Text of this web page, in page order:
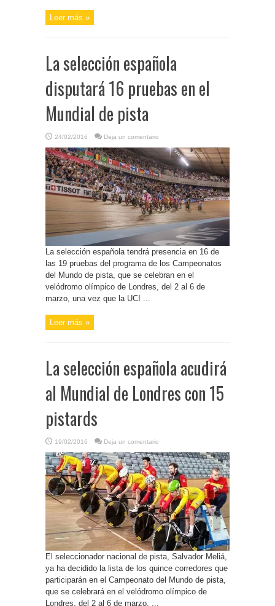
Leer más »
La selección española
disputará 16 pruebas en el
Mundial de pista
24/02/2016 Deja un comentario
La selección española tendrá presencia en 16 de
las 19 pruebas del programa de los Campeonatos
del Mundo de pista, que se celebran en el
velódromo olímpico de Londres, del 2 al 6 de
marzo, una vez que la UCI ...
Leer más »
La selección española acudirá
al Mundial de Londres con 15
pistards
19/02/2016 Deja un comentario
El seleccionador nacional de pista, Salvador Meliá,
ya ha decidido la lista de los quince corredores que
participarán en el Campeonato del Mundo de pista,
que se celebrará en el velódromo olímpico de
Londres, del 2 al 6 de marzo. ...